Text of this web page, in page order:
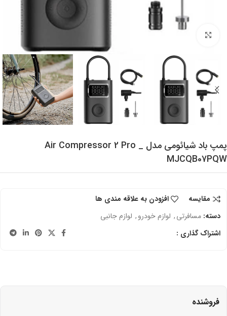
پمپ باد شیائومی مدل Air Compressor 2 Pro _
MJCQB07PQW
مقایسه
افزودن به علاقه مندی ها
دسته: مسافرتی, لوازم خودرو, لوازم جانبی
اشتراک گذاری :
فروشنده